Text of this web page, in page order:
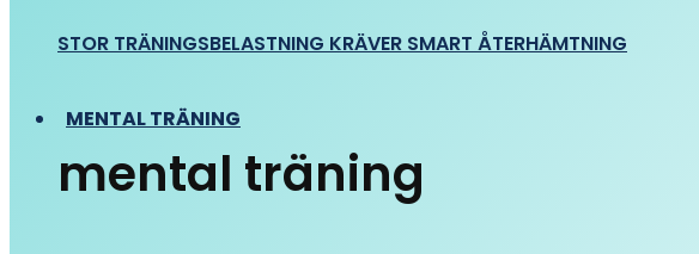
STOR TRÄNINGSBELASTNING KRÄVER SMART ÅTERHÄMTNING
MENTAL TRÄNING
mental träning